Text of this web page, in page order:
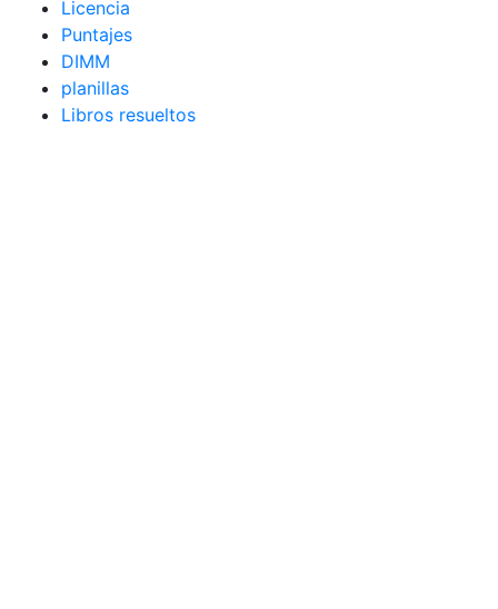
Licencia
Puntajes
DIMM
planillas
Libros resueltos